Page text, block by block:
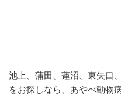
池上、蒲田、蓮沼、東矢口
をお探しなら、あやべ動物病